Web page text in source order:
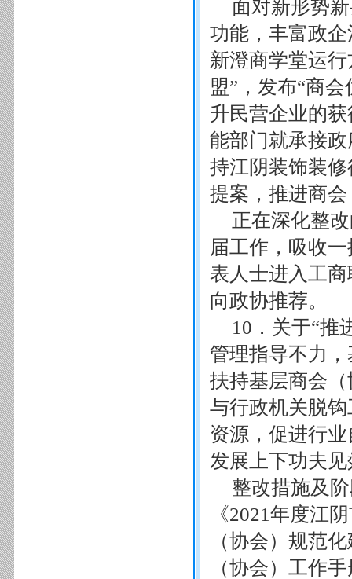
面对新形势
功能，丰富政
新澄商学堂运
盟”，发布“商
升民营企业的
能部门就承接
持江阴装饰装
提案，推进商
正在深化整
届工作，吸收
表人士进入工
向政协推荐。
10．关于“推
管理指导不力
扶持基层商会
与行政机关脱
资源，促进行
发展上下功夫
整改措施及
《2021年度江
（协会）规范
（协会）工作